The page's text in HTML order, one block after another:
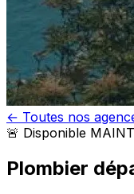
← Toutes nos
🚨 Disponible
Plombier